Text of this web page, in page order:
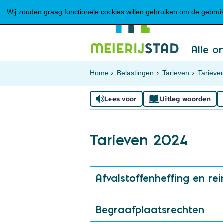
Wij zouden graag functionele cookies willen gebruiken om de
Alle
Home Belastingen Tarieven
Lees voor Uitleg woorden
Tarieven 2024
Afvalstoffenheffing en
Begraafplaatsrechten